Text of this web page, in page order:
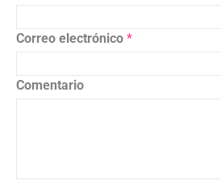
Correo electrónico *
Comentario